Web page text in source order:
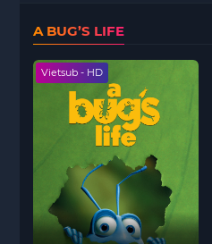
A BUG’S LIFE
Vietsub - HD